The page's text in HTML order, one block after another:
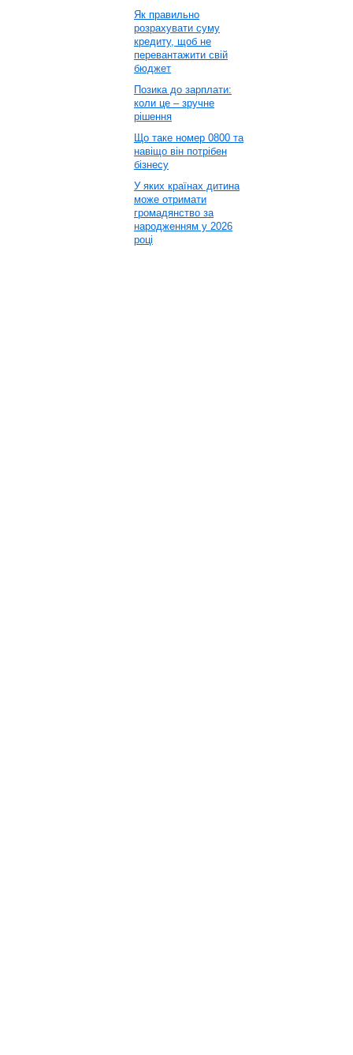
Як правильно
розрахувати суму
кредиту, щоб не
перевантажити свій
бюджет
Позика до зарплати:
коли це – зручне
рішення
Що таке номер 0800 та
навіщо він потрібен
бізнесу
У яких країнах дитина
може отримати
громадянство за
народженням у 2026
році